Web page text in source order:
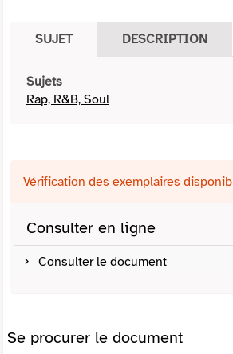
SUJET DESCRIPTION
Sujets
Rap, R&B, Soul
Vérification des exemplaires
Consulter en ligne
Consulter le document
Se procurer le document